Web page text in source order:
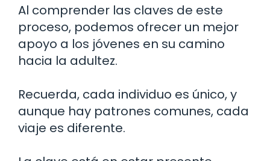
Al comprender las claves de este
proceso, podemos ofrecer un mejor
apoyo a los jóvenes en su camino
hacia la adultez.
Recuerda, cada individuo es único, y
aunque hay patrones comunes, cada
viaje es diferente.